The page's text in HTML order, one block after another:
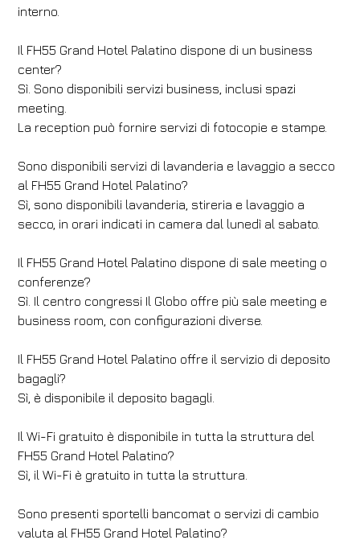
interno.
Il FH55 Grand Hotel Palatino dispone di un business
center?
Sì. Sono disponibili servizi business, inclusi spazi
meeting.
La reception può fornire servizi di fotocopie e stampe.
Sono disponibili servizi di lavanderia e lavaggio a secco
al FH55 Grand Hotel Palatino?
Sì, sono disponibili lavanderia, stireria e lavaggio a
secco, in orari indicati in camera dal lunedì al sabato.
Il FH55 Grand Hotel Palatino dispone di sale meeting o
conferenze?
Sì. Il centro congressi Il Globo offre più sale meeting e
business room, con configurazioni diverse.
Il FH55 Grand Hotel Palatino offre il servizio di deposito
bagagli?
Sì, è disponibile il deposito bagagli.
Il Wi-Fi gratuito è disponibile in tutta la struttura del
FH55 Grand Hotel Palatino?
Sì, il Wi-Fi è gratuito in tutta la struttura.
Sono presenti sportelli bancomat o servizi di cambio
valuta al FH55 Grand Hotel Palatino?